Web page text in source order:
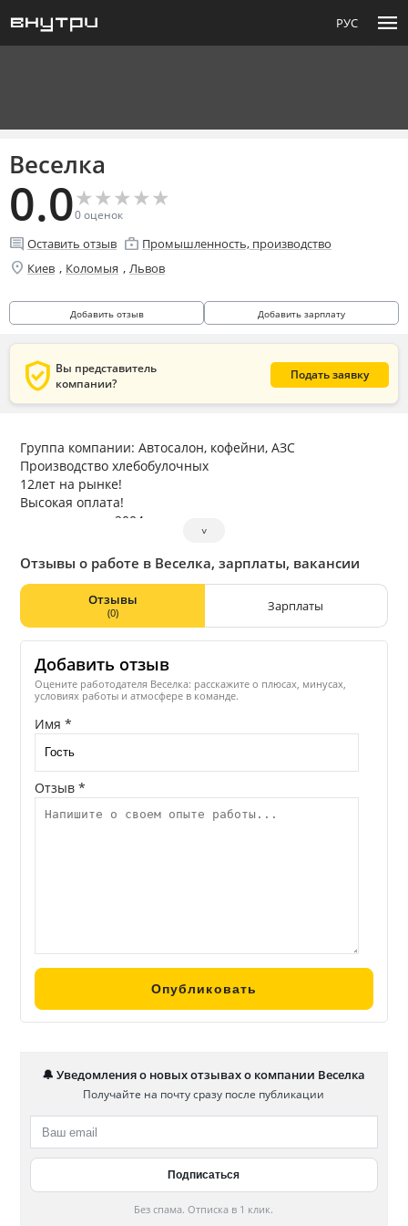
РУС menu
Веселка
0.0★
★★
★★
★★
★★
★
0оценок
comment Оставить отзыв enterprise Промышленность, производство
location_on Киев , Коломыя , Львов
Добавить отзыв Добавить зарплату
verified_user Вы представитель
компании?
Подать заявку
Группа компании: Автосалон, кофейни, АЗС
Производство хлебобулочных
12лет на рынке!
Высокая оплата!
год основания 2004
˅
Отзывы о работе в Веселка, зарплаты, вакансии
Отзывы
(0) Зарплаты
Добавить отзыв
Оцените работодателя Веселка: расскажите о плюсах, минусах,
условиях работы и атмосфере в команде.
Имя *
Отзыв *
🔔 Уведомления о новых отзывах о компании Веселка
Получайте на почту сразу после публикации
Без спама. Отписка в 1 клик.